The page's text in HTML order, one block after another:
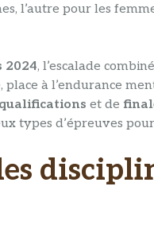
l’autre pour les
2024, l’escalade
place à l’endurance
qualifications et de
types d’épreuves